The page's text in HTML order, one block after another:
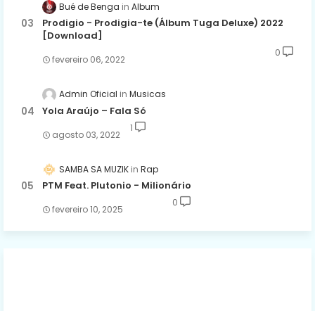
Bué de Benga Album
Prodigio - Prodigia-te (Álbum Tuga Deluxe) 2022
[Download]
fevereiro 06, 2022
0
Admin Oficial Musicas
Yola Araújo – Fala Só
agosto 03, 2022
1
SAMBA SA MUZIK Rap
PTM Feat. Plutonio - Milionário
fevereiro 10, 2025
0